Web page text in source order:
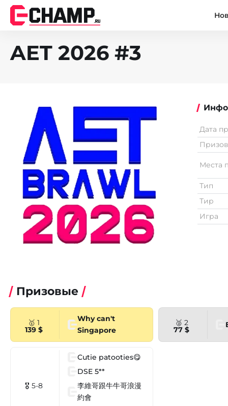
AET 2026 #3
Дата
Места
Тип
Тир
Игра
Призовые
🥇 1
139 $
Why can't
Singapore
🥈 2
77 $
🎖 5-8
Cutie patooties😋
DSE 5**
李維哥跟牛牛哥浪漫
約會